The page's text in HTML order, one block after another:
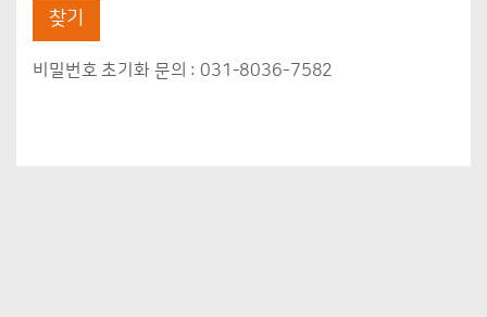
찾기
비밀번호 초기화 문의 : 031-8036-7582